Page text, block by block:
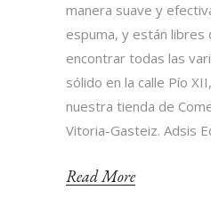
manera suave y
espuma, y están libres
encontrar todas las
sólido en la calle Pío
nuestra tienda de
Vitoria-Gasteiz. Adsis
Read More